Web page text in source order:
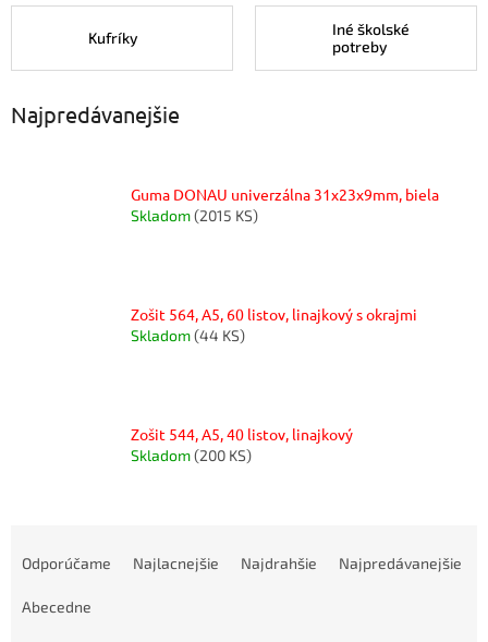
Kufríky
Iné školské
potreby
Najpredávanejšie
Guma DONAU univerzálna 31x23x9mm, biela
Skladom(2015 KS)
Zošit 564, A5, 60 listov, linajkový s okrajmi
Skladom(44 KS)
Zošit 544, A5, 40 listov, linajkový
Skladom(200 KS)
Odporúčame Najlacnejšie Najdrahšie Najpredávanejšie
Abecedne